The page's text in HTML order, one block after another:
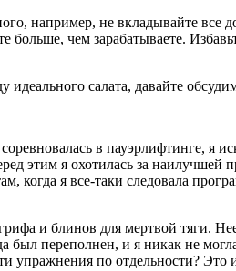
например, не вкладывайте все
чем зарабатываете.
салата, давайте
в пауэрлифтинге, я
этим я охотилась за
когда я все-таки следовала
и блинов для мертвой тяги.
переполнен, и я никак не
упражнения по отдельности? Это